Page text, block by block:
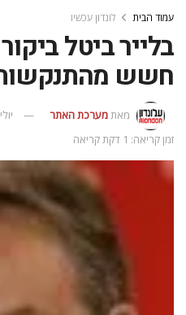
עמוד הבית לונדון עכשיו
בלייר ביטל
חשש מהתנקשות
מאתמערכת האתר
יולי 15, 2008
זמן קריאה: 1 דקת קריאה